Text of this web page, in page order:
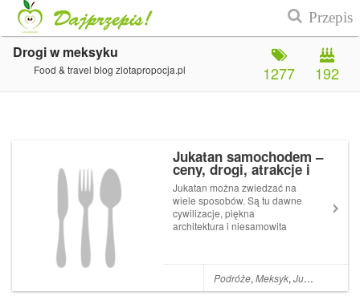
Drogi w meksyku
Food & travel blog zlotapropocja.pl 192
1277
Jukatan samochodem –
ceny, drogi, atrakcje i
nasza trasa dookoła
Jukatanu
Jukatan można zwiedzać na
wiele sposobów. Są tu dawne
cywilizacje, piękna
architektura i niesamowita
Jukatan samochodem ceny,
drogi, atrakcje i nasza trasa
Podróże,Meksyk,Jukatan